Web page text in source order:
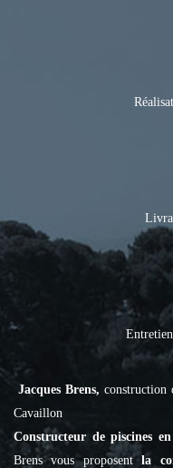
Jacques Brens, construction
Cavaillon
Constructeur de piscines
Brens vous proposentla